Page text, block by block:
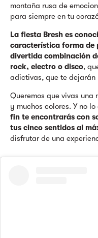
montaña rusa de
para siempre en tu
La fiesta Bresh es
característica forma de
divertida combinación
rock, electro o disco,
adictivas, que te dejarán
Queremos que vivas una
y muchos colores. Y no
fin te encontrarás con
tus cinco sentidos al
disfrutar de una